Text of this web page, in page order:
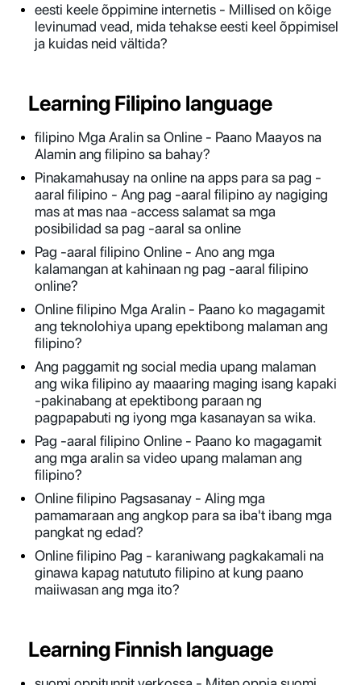
eesti keele õppimine internetis - Millised on kõige
levinumad vead, mida tehakse eesti keel õppimisel
ja kuidas neid vältida?
Learning Filipino language
filipino Mga Aralin sa Online - Paano Maayos na
Alamin ang filipino sa bahay?
Pinakamahusay na online na apps para sa pag -
aaral filipino - Ang pag -aaral filipino ay nagiging
mas at mas naa -access salamat sa mga
posibilidad sa pag -aaral sa online
Pag -aaral filipino Online - Ano ang mga
kalamangan at kahinaan ng pag -aaral filipino
online?
Online filipino Mga Aralin - Paano ko magagamit
ang teknolohiya upang epektibong malaman ang
filipino?
Ang paggamit ng social media upang malaman
ang wika filipino ay maaaring maging isang kapaki
-pakinabang at epektibong paraan ng
pagpapabuti ng iyong mga kasanayan sa wika.
Pag -aaral filipino Online - Paano ko magagamit
ang mga aralin sa video upang malaman ang
filipino?
Online filipino Pagsasanay - Aling mga
pamamaraan ang angkop para sa iba't ibang mga
pangkat ng edad?
Online filipino Pag - karaniwang pagkakamali na
ginawa kapag natututo filipino at kung paano
maiiwasan ang mga ito?
Learning Finnish language